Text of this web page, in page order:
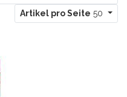
Artikel pro Seite 50